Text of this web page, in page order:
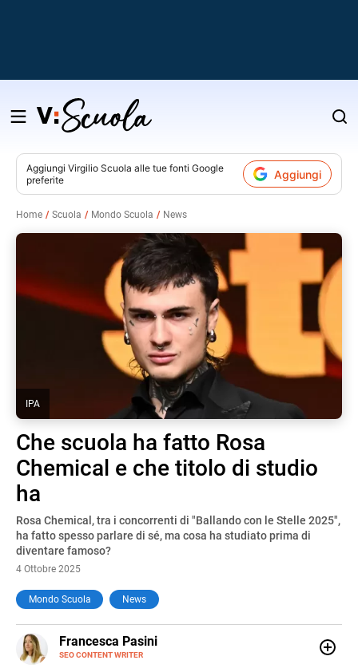
Salta
contenuto
Aggiungi Virgilio Scuola alle tue fonti Google
preferite
Aggiungi
Home Scuola Mondo Scuola News
IPA
Che scuola ha fatto Rosa
Chemical e che titolo di studio
ha
Rosa Chemical, tra i concorrenti di "Ballando con le Stelle 2025",
ha fatto spesso parlare di sé, ma cosa ha studiato prima di
diventare famoso?
4 Ottobre 2025
Mondo Scuola News
Francesca Pasini
SEO CONTENT WRITER
E-
MAIL